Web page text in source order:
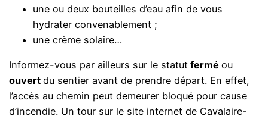
une ou deux bouteilles d’eau afin de vous
hydrater convenablement ;
une crème solaire…
Informez-vous par ailleurs sur le statut ferméou
ouvertdu sentier avant de prendre départ. En effet,
l’accès au chemin peut demeurer bloqué pour cause
d’incendie. Un tour sur le site internet de Cavalaire-